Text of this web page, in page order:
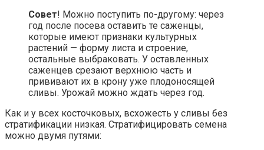
Совет! Можно поступить по-другому: через
год после посева оставить те саженцы,
которые имеют признаки культурных
растений — форму листа и строение,
остальные выбраковать. У оставленных
саженцев срезают верхнюю часть и
прививают их в крону уже плодоносящей
сливы. Урожай можно ждать через год.
Как и у всех косточковых, всхожесть у сливы без
стратификации низкая. Стратифицировать семена
можно двумя путями: